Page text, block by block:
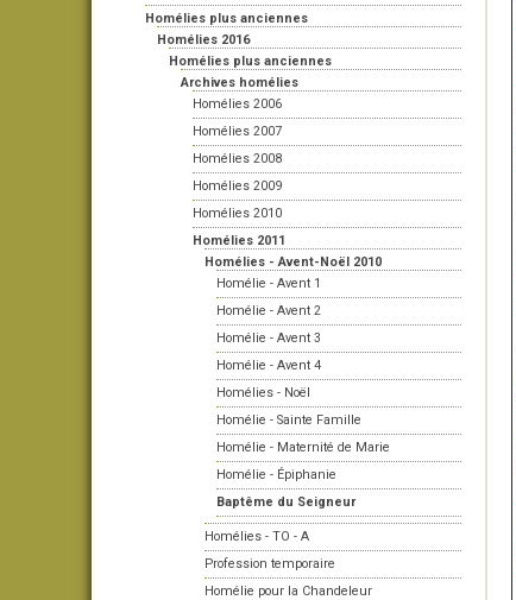
Homélies plus anciennes
Homélies 2016
Homélies plus anciennes
Archives homélies
Homélies 2006
Homélies 2007
Homélies 2008
Homélies 2009
Homélies 2010
Homélies 2011
Homélies - Avent-Noël 2010
Homélie - Avent 1
Homélie - Avent 2
Homélie - Avent 3
Homélie - Avent 4
Homélies - Noël
Homélie - Sainte Famille
Homélie - Maternité de Marie
Homélie - Épiphanie
Baptême du Seigneur
Homélies - TO - A
Profession temporaire
Homélie pour la Chandeleur